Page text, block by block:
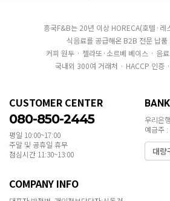
흥국F&B는 20년 이상 HORECA(호텔·레
식음료를 공급해온 B2B 전문 납품
커피 원두 · 젤라또·소르베 베이스 · 음
국내외 300여 거래처 · HACCP 인증
CUSTOMER CENTER
080-850-2445
평일 10:00~17:00
주말 및 공휴일 휴무
점심시간 11:30~13:00
우리은
예금주
대량
COMPANY INFO